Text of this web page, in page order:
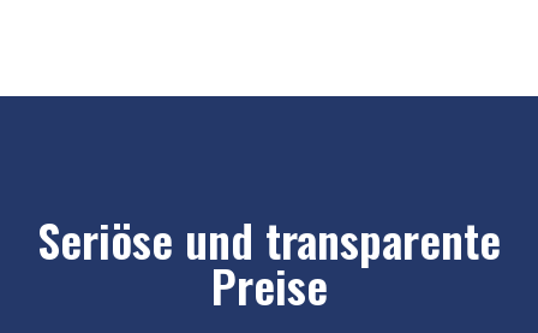
Seriöse und transparente
Preise